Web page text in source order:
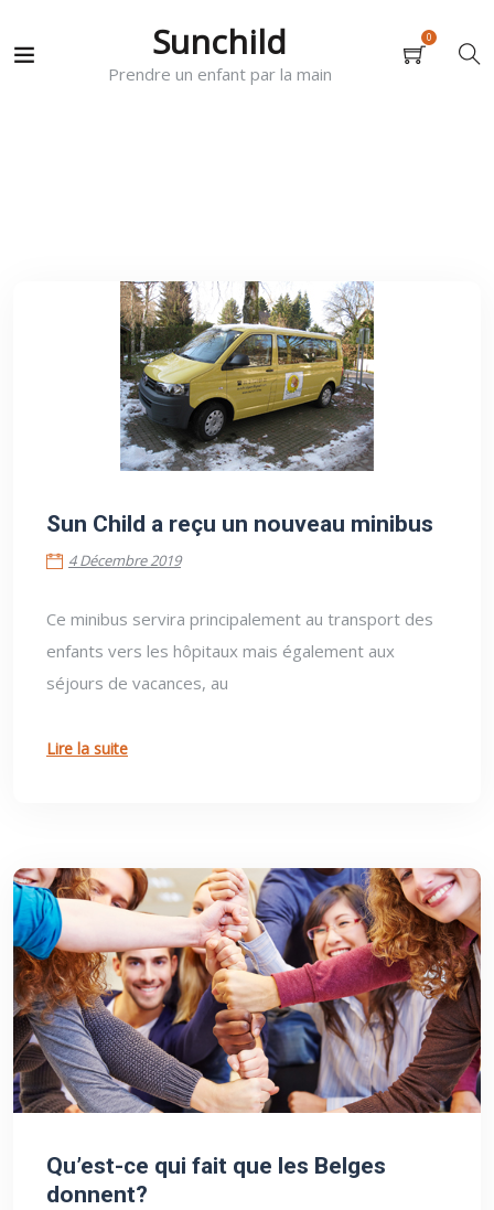
Sunchild
Prendre un enfant par la main
0
4 Décembre 2019
Sun Child a reçu un nouveau minibus
4 Décembre 2019
Ce minibus servira principalement au transport des
enfants vers les hôpitaux mais également aux
séjours de vacances, au
Lire la suite
4 Décembre 2019
Qu’est-ce qui fait que les Belges
donnent?